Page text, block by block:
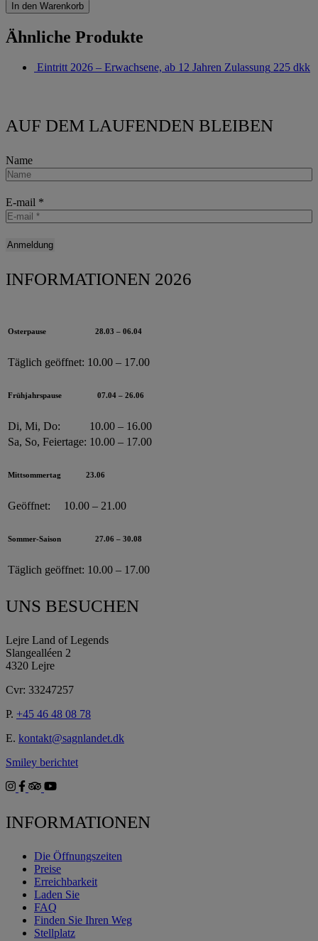
In den Warenkorb
Ähnliche Produkte
Eintritt 2026 – Erwachsene, ab 12 Jahren Zulassung 225 dkk
AUF DEM LAUFENDEN BLEIBEN
Name
E-mail *
INFORMATIONEN 2026
Osterpause 28.03 – 06.04
Täglich geöffnet: 10.00 – 17.00
Frühjahrspause 07.04 – 26.06
Di, Mi, Do:
10.00 – 16.00
Sa, So, Feiertage: 10.00 – 17.00
Mittsommertag 23.06
Geöffnet: 10.00 – 21.00
Sommer-Saison 27.06 – 30.08
Täglich geöffnet: 10.00 – 17.00
UNS BESUCHEN
Lejre Land of Legends
Slangealléen 2
4320 Lejre
Cvr: 33247257
P. +45 46 48 08 78
E. kontakt@sagnlandet.dk
Smiley berichtet
INFORMATIONEN
Die Öffnungszeiten
Preise
Erreichbarkeit
Laden Sie
FAQ
Finden Sie Ihren Weg
Stellplatz